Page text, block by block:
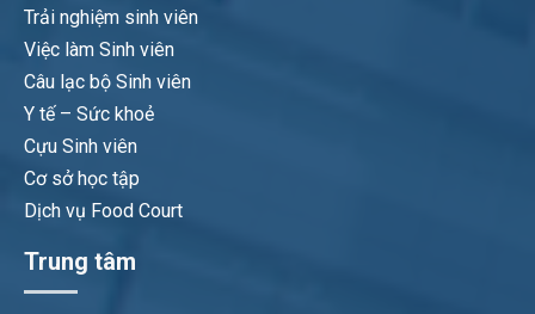
Trải nghiệm sinh viên
Việc làm Sinh viên
Câu lạc bộ Sinh viên
Y tế – Sức khoẻ
Cựu Sinh viên
Cơ sở học tập
Dịch vụ Food Court
Trung tâm